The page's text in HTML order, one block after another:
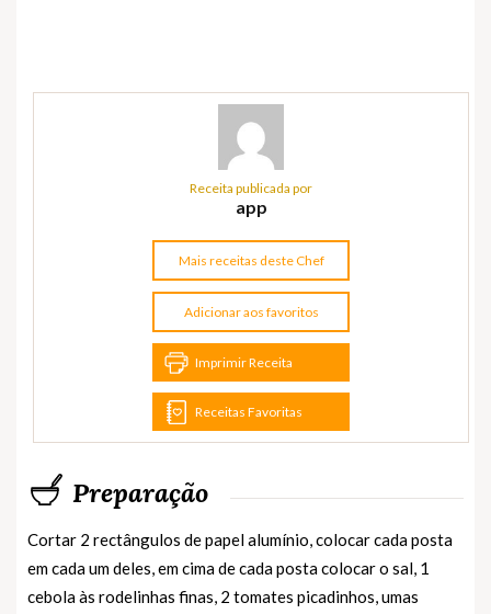
Receita publicada por
app
Mais receitas deste Chef
Adicionar aos favoritos
Imprimir Receita
Receitas Favoritas
Preparação
Cortar 2 rectângulos de papel alumínio, colocar cada posta
em cada um deles, em cima de cada posta colocar o sal, 1
cebola às rodelinhas finas, 2 tomates picadinhos, umas